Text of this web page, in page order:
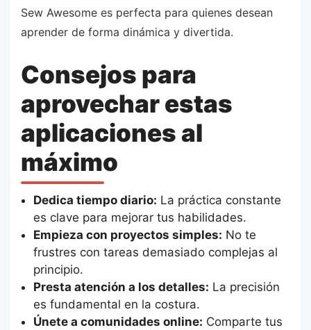
Sew Awesome es perfecta para quienes desean
aprender de forma dinámica y divertida.
Consejos para
aprovechar estas
aplicaciones al
máximo
Dedica tiempo diario: La práctica constante
es clave para mejorar tus habilidades.
Empieza con proyectos simples: No te
frustres con tareas demasiado complejas al
principio.
Presta atención a los detalles: La precisión
es fundamental en la costura.
Únete a comunidades online: Comparte tus